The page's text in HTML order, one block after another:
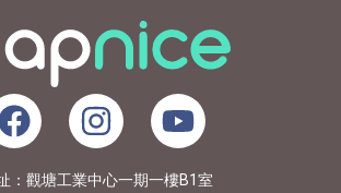
：觀塘工業中心一期一樓B1室